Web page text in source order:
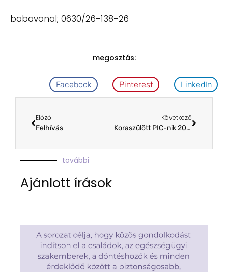
babavonal; 0630/26-138-26
megosztás:
Facebook Pinterest LinkedIn
Előző
Felhívás
Következő
Koraszülött PIC-nik 2012. június 16.
további
Ajánlott írások